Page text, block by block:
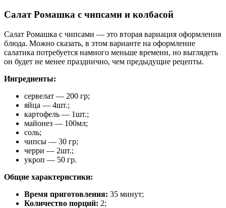
Салат Ромашка с чипсами и колбасой
Салат Ромашка с чипсами — это вторая вариация оформления
блюда. Можно сказать, в этом варианте на оформление
салатика потребуется намного меньше времени, но выглядеть
он будет не менее празднично, чем предыдущие рецепты.
Ингредиенты:
сервелат — 200 гр;
яйца — 4шт.;
картофель — 1шт.;
майонез — 100мл;
соль;
чипсы — 30 гр;
черри — 2шт.;
укроп — 50 гр.
Общие характеристики:
Время приготовления: 35 минут;
Количество порций: 2;